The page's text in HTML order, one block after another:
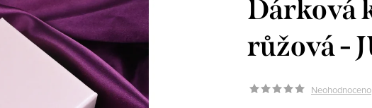
Dárková
růžová -
Neohodnoceno